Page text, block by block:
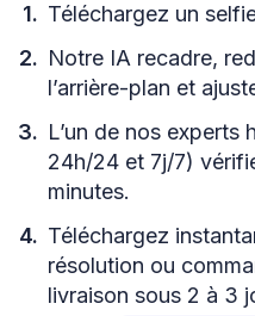
Téléchargez un
Notre IA recadre,
l’arrière-plan et
L’un de nos experts
24h/24 et 7j/7)
minutes.
Téléchargez
résolution ou
livraison sous 2 à 3